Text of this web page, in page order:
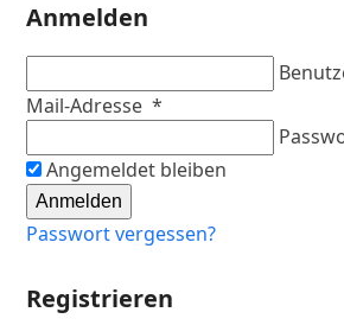
Anmelden
Mail-Adresse*
Angemeldet bleiben
Anmelden
Passwort vergessen?
Registrieren